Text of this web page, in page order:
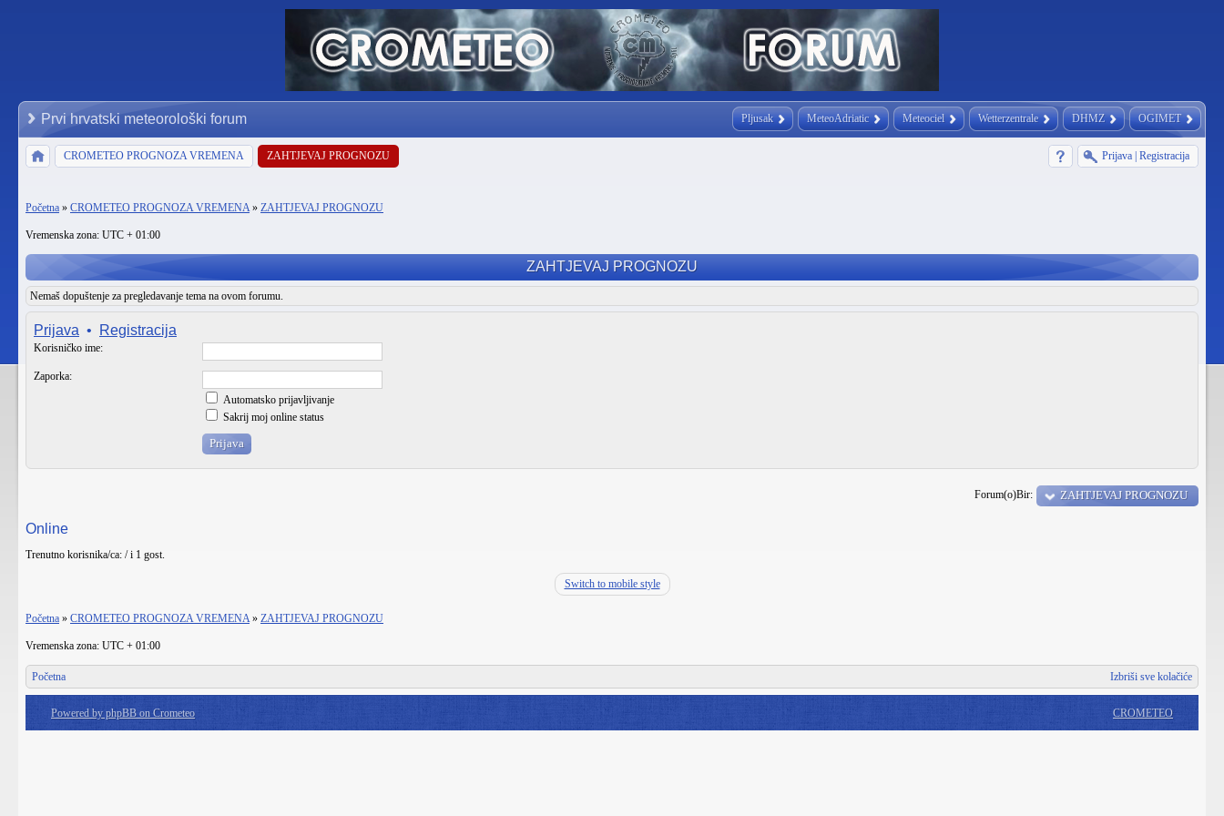
Pljusak MeteoAdriatic Meteociel Wetterzentrale DHMZ OGIMET
Prvi hrvatski meteorološki forum
CROMETEO PROGNOZA VREMENA ZAHTJEVAJ PROGNOZU Prijava Registracija
Početna » CROMETEO PROGNOZA VREMENA» ZAHTJEVAJ PROGNOZU
Vremenska zona: UTC + 01:00
ZAHTJEVAJ PROGNOZU
Nemaš dopuštenje za pregledavanje tema na ovom forumu.
Prijava • Registracija
Korisničko ime:
Zaporka:
Automatsko prijavljivanje
Sakrij moj online status
Forum(o)Bir: ZAHTJEVAJ PROGNOZU
Online
Trenutno korisnika/ca: / i 1 gost.
Switch to mobile style
Početna » CROMETEO PROGNOZA VREMENA» ZAHTJEVAJ PROGNOZU
Vremenska zona: UTC + 01:00
Početna Izbriši sve kolačiće
Powered by phpBB on Crometeo CROMETEO